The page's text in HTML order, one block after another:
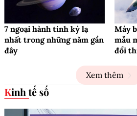
7 ngoại hành tinh kỳ lạ
nhất trong những năm gần
đây
Máy
mẫu
đổi
Xem thêm
Kinh tế số